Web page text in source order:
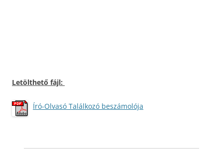
Letölthető fájl:
Író-Olvasó Találkozó beszámolója